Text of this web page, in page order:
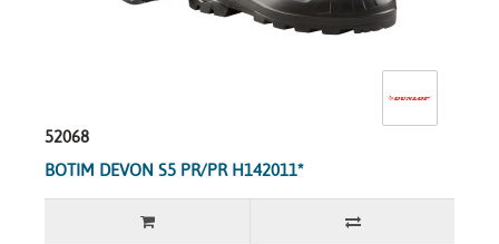
52068
BOTIM DEVON S5 PR/PR H142011*